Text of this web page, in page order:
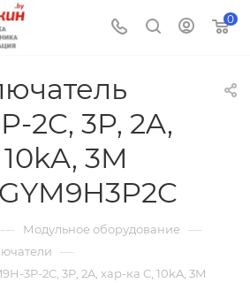
0
2C, 3P, 2A,
3M
— Модульное оборудование —
—
3P-2C, 3P, 2A, хар-ка C, 10kA, 3M